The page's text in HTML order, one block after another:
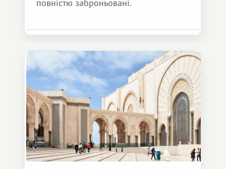
повністю заброньовані.